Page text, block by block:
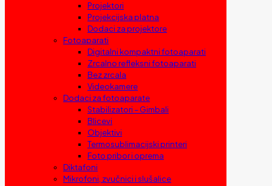
Projektori
Projekcijska platna
Dodaci za projektore
Fotoaparati
Digitalni kompaktni fotoaparati
Zrcalno refleksni fotoaparati
Bez zrcala
Videokamere
Dodaci za fotoaparate
Stabilizatori – Gimbali
Blicevi
Objektivi
Termosublimacijski printeri
Foto pribor i oprema
Diktafoni
Mikrofoni, zvučnici i slušalice